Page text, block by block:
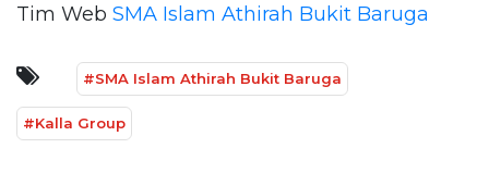
Tim Web SMA Islam Athirah Bukit Baruga
#SMA Islam Athirah Bukit Baruga
#Kalla Group